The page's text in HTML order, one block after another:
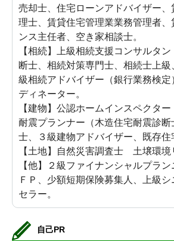
売却士、住宅ローンアドバイザー
理士、賃貸住宅管理業業務管理者
ンス主任者、空き家相談士。
【相続】上級相続支援コンサルタ
断士、相続対策専門士、相続士上級
級相続アドバイザー（銀行業務検
ディネーター。
【建物】公認ホームインスペクター
耐震プランナー（木造住宅耐震診
士、３級建物アドバイザー、既存住
【土地】自然災害調査士 土壌環境
【他】２級ファイナンシャルプラ
ＦＰ、少額短期保険募集人、上級
セラー。
自己PR